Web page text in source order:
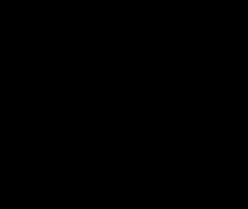
어보기 → 고객센터와 상담
칙 위에 설계되어야 합니다.